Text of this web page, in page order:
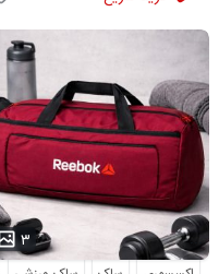
۳ ...